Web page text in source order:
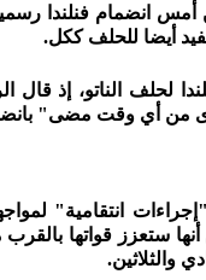
أمس انضمام فنلندا
أيضا للحلف ككل.
لحلف الناتو، إذ قال
من أي وقت مضى"
انتقامية"
ستعزز قواتها بالقرب
والثلاثين.